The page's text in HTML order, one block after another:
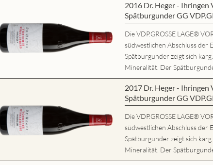
2016 Dr. Heger - Ihringen
Spätburgunder GG
Die VDP.GROSSE LAGE®
südwestlichen Abschluss der
Spätburgunder zeigt sich
Mineralität. Der
2017 Dr. Heger - Ihringen
Spätburgunder GG
Die VDP.GROSSE LAGE®
südwestlichen Abschluss der
Spätburgunder zeigt sich
Mineralität. Der